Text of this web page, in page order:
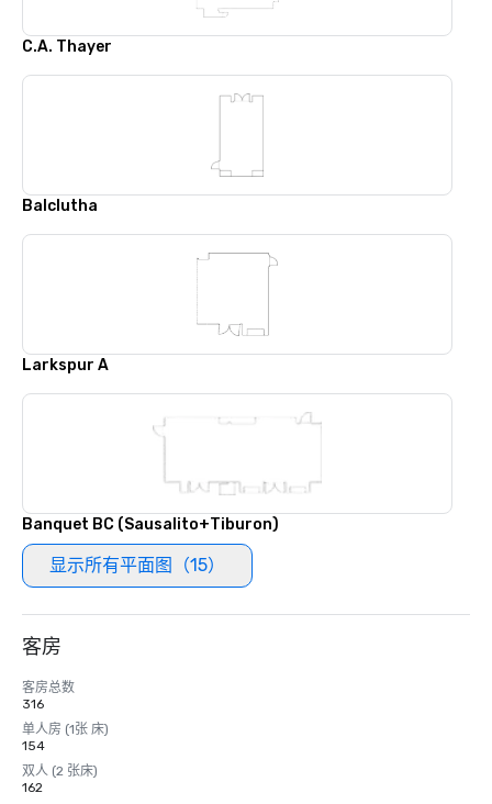
C.A. Thayer
Balclutha
Larkspur A
Banquet BC (Sausalito+Tiburon)
显示所有平面图（15）
客房
客房总数
316
单人房 (1张 床)
154
双人 (2 张床)
162